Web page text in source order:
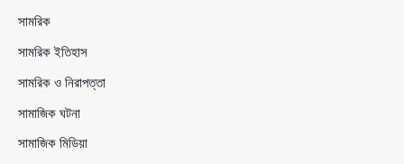
সামরিক
সামরিক ইতিহাস
সামরিক ও নিরাপত্তা
সামাজিক ঘটনা
সামাজিক মিডিয়া